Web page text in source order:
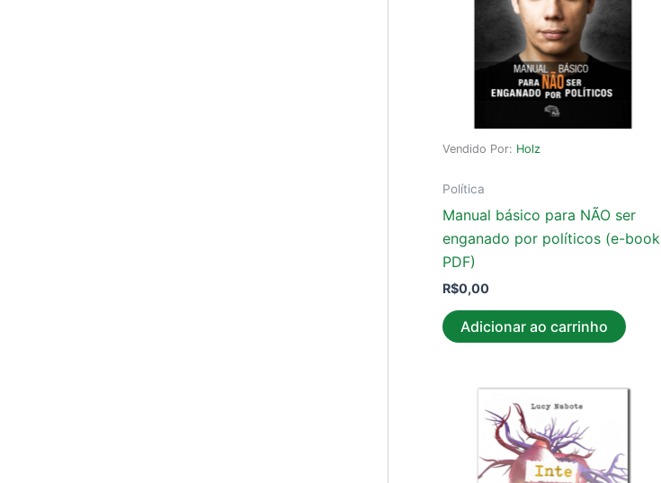
Vendido Por: Holz
Política
Manual básico para NÃO ser
enganado por políticos (e-book
PDF)
R$0,00
Adicionar ao carrinho